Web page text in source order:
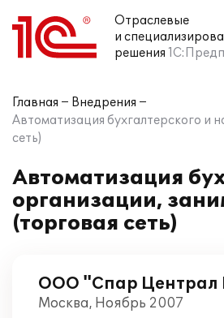
Отраслевые
и
решения
Главная
Внедрения
Автоматизация бухгалтерского и
сеть)
Автоматизация
организации,
(торговая сеть)
ООО "Спар Централ
Москва, Ноябрь 2007